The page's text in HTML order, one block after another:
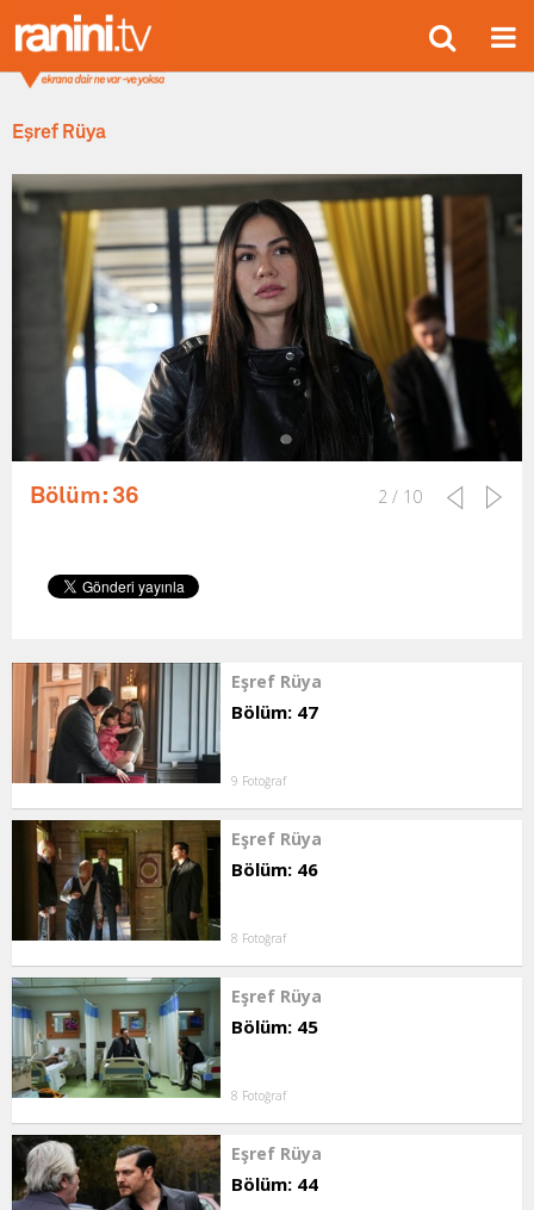
Eşref Rüya
Bölüm: 36 2 / 10
Eşref Rüya
Bölüm: 47
9 Fotoğraf
Eşref Rüya
Bölüm: 46
8 Fotoğraf
Eşref Rüya
Bölüm: 45
8 Fotoğraf
Eşref Rüya
Bölüm: 44